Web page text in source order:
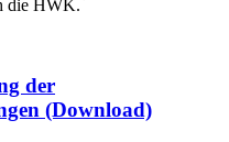
die HWK.
der
(Download)